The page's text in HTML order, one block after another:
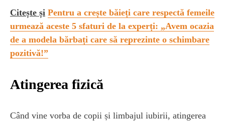
Citește și Pentru a crește băieți care respectă femeile
urmează aceste 5 sfaturi de la experți: „Avem ocazia
de a modela bărbați care să reprezinte o schimbare
pozitivă!”
Atingerea fizică
Când vine vorba de copii și limbajul iubirii, atingerea